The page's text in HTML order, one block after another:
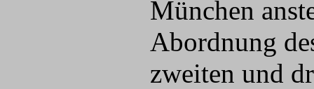
München
Abordnung
zweiten und